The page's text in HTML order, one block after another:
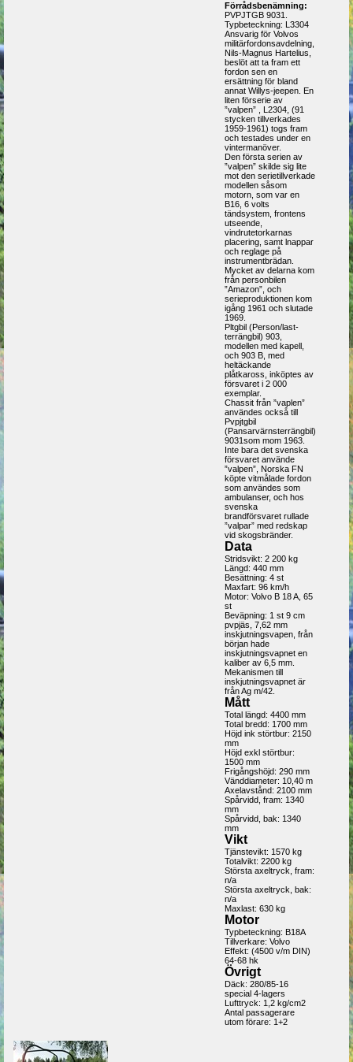
Förrådsbenämning:
PVPJTGB 9031.
Typbeteckning: L3304
Ansvarig för Volvos
militärfordonsavdelning,
Nils-Magnus Hartelius,
beslöt att ta fram ett
fordon sen en
ersättning för bland
annat Willys-jeepen. En
liten förserie av
”valpen” , L2304, (91
stycken tillverkades
1959-1961) togs fram
och testades under en
vintermanöver.
Den första serien av
”valpen” skilde sig lite
mot den serietillverkade
modellen såsom
motorn, som var en
B16, 6 volts
tändsystem, frontens
utseende,
vindrutetorkarnas
placering, samt lnappar
och reglage på
instrumentbrädan.
Mycket av delarna kom
från personbilen
”Amazon”, och
serieproduktionen kom
igång 1961 och slutade
1969.
Pltgbil (Person/last-
terrängbil) 903,
modellen med kapell,
och 903 B, med
heltäckande
plåtkaross, inköptes av
försvaret i 2 000
exemplar.
Chassit från ”vaplen”
användes också till
Pvpjtgbil
(Pansarvärnsterrängbil)
9031som mom 1963.
Inte bara det svenska
försvaret använde
”valpen”, Norska FN
köpte vitmålade fordon
som användes som
ambulanser, och hos
svenska
brandförsvaret rullade
”valpar” med redskap
vid skogsbränder.
Data
Stridsvikt: 2 200 kg
Längd: 440 mm
Besättning: 4 st
Maxfart: 96 km/h
Motor: Volvo B 18 A, 65
st
Beväpning: 1 st 9 cm
pvpjäs, 7,62 mm
inskjutningsvapen, från
början hade
inskjutningsvapnet en
kaliber av 6,5 mm.
Mekanismen till
inskjutningsvapnet är
från Ag m/42.
Mått
Total längd: 4400 mm
Total bredd: 1700 mm
Höjd ink störtbur: 2150
mm
Höjd exkl störtbur:
1500 mm
Frigångshöjd: 290 mm
Vänddiameter: 10,40 m
Axelavstånd: 2100 mm
Spårvidd, fram: 1340
mm
Spårvidd, bak: 1340
mm
Vikt
Tjänstevikt: 1570 kg
Totalvikt: 2200 kg
Största axeltryck, fram:
n/a
Största axeltryck, bak:
n/a
Maxlast: 630 kg
Motor
Typbeteckning: B18A
Tillverkare: Volvo
Effekt: (4500 v/m DIN)
64-68 hk
Övrigt
Däck: 280/85-16
special 4-lagers
Lufttryck: 1,2 kg/cm2
Antal passagerare
utom förare: 1+2